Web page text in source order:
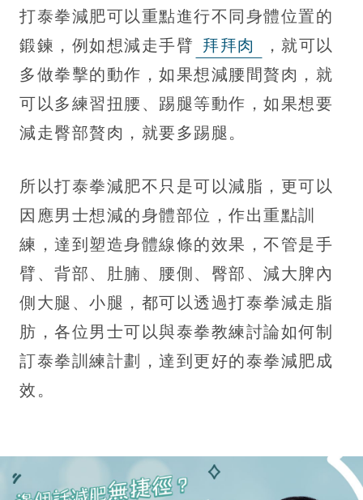
打泰拳減肥可以重點進行不同身體位置的
鍛鍊，例如想減走手臂 拜拜肉
，就可以
多做拳擊的動作，如果想減腰間贅肉，就
可以多練習扭腰、踢腿等動作，如果想要
減走臀部贅肉，就要多踢腿。
所以打泰拳減肥不只是可以減脂，更可以
因應男士想減的身體部位，作出重點訓
練，達到塑造身體線條的效果，不管是手
臂、背部、肚腩、腰側、臀部、減大脾內
側大腿、小腿，都可以透過打泰拳減走脂
肪，各位男士可以與泰拳教練討論如何制
訂泰拳訓練計劃，達到更好的泰拳減肥成
效。